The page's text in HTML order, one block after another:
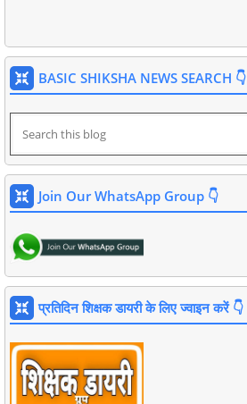
BASIC SHIKSHA NEWS SEARCH 👇
Join Our WhatsApp Group 👇
प्रतिदिन शिक्षक डायरी के लिए ज्वाइन करें 👇